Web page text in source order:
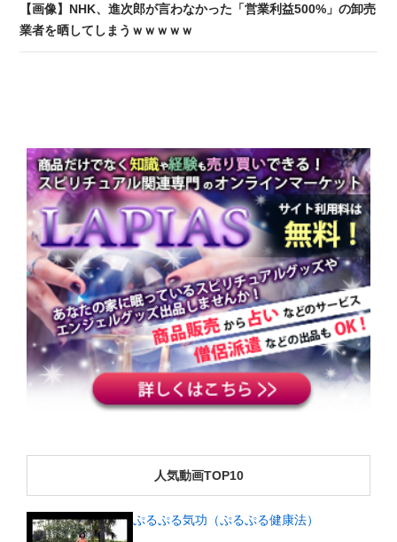
【画像】NHK、進次郎が言わなかった「営業利益500%」の卸売
業者を晒してしまうｗｗｗｗｗ
人気動画TOP10
ぷるぷる気功（ぷるぷる健康法）